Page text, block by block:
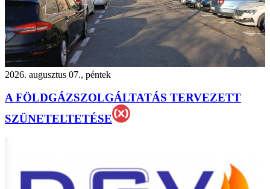
2026. augusztus 07., péntek
A FÖLDGÁZSZOLGÁLTATÁS TERVEZETT
SZÜNETELTETÉSE